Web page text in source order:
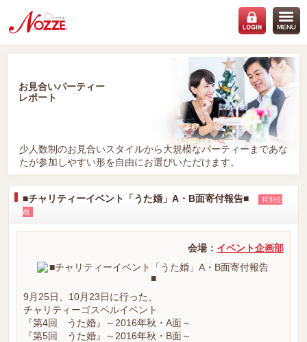
お見合いパーティー
レポート
少人数制のお見合いスタイルから大規模なパーティーまであな
たが参加しやすい形を自由にお選びいただけます。
■チャリティーイベント「うた婚」A・B面寄付報告■
特別企
画
会場： イベント企画部
9月25日、10月23日に行った、
チャリティーゴスペルイベント
『第4回 うた婚』～2016年秋・A面～
『第5回 うた婚』～2016年秋・B面～